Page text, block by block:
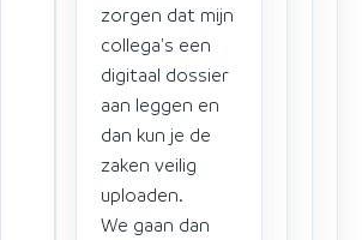
zorgen dat mijn
collega's een
digitaal dossier
aan leggen en
dan kun je de
zaken veilig
uploaden.
We gaan dan